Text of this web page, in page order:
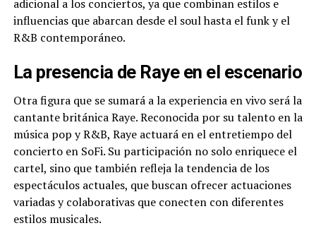
adicional a los conciertos, ya que combinan estilos e
influencias que abarcan desde el soul hasta el funk y el
R&B contemporáneo.
La presencia de Raye en el escenario
Otra figura que se sumará a la experiencia en vivo será la
cantante británica Raye. Reconocida por su talento en la
música pop y R&B, Raye actuará en el entretiempo del
concierto en SoFi. Su participación no solo enriquece el
cartel, sino que también refleja la tendencia de los
espectáculos actuales, que buscan ofrecer actuaciones
variadas y colaborativas que conecten con diferentes
estilos musicales.